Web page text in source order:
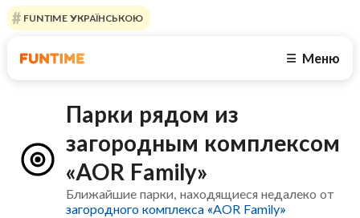
FUNTIME УКРАЇНСЬКОЮ
☰ Меню
Парки рядом из
загородным комплексом
«AOR Family»
Ближайшие парки, находящиеся недалеко от
загородного комплекса «AOR Family»